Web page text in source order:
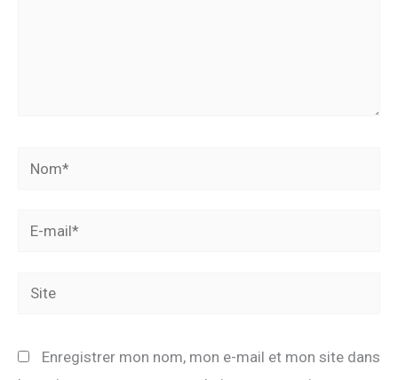
Nom*
Site
Enregistrer mon nom, mon e-mail et mon site dans